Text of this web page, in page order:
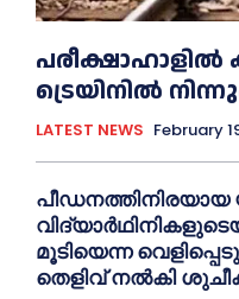
പരീക്ഷാഹാളിൽ
ട്രെയിനിൽ
LATEST NEWS February
മൂടിയെന്ന
തെളിവ് നൽകി